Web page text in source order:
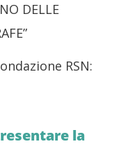
DELLE
RSN:
la